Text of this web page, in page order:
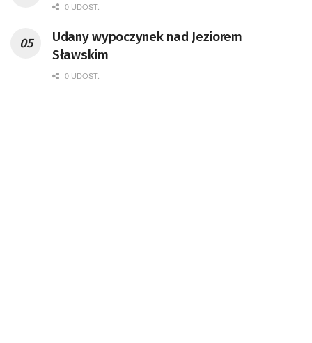
0 UDOST.
Udany wypoczynek nad Jeziorem
Sławskim
0 UDOST.